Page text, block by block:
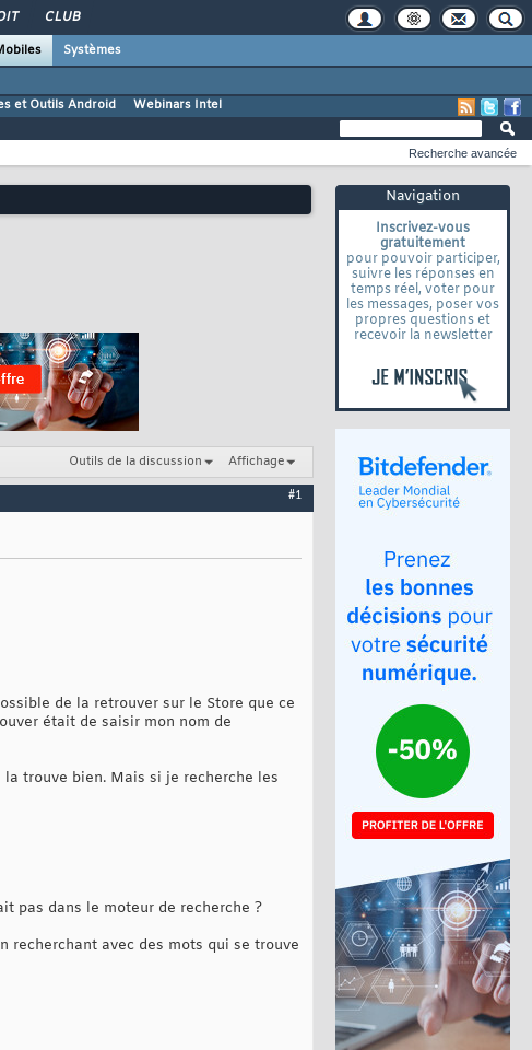
CLUB
Systèmes
et Outils Android Webinars Intel
Navigation
Inscrivez-vous
gratuitement
pour pouvoir participer,
suivre les réponses en
temps réel, voter pour
les messages, poser vos
propres questions et
recevoir la newsletter
Recherche avancée
Outils de la discussion Affichage
#1
de la retrouver sur le Store que ce
était de saisir mon nom de
trouve bien. Mais si je recherche les
pas dans le moteur de recherche ?
avec des mots qui se trouve